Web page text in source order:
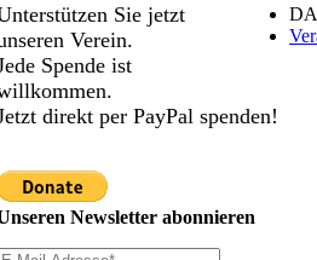
Sie jetzt
Verein.
Spende ist
direkt per PayPal spenden!
Newsletter abonnieren